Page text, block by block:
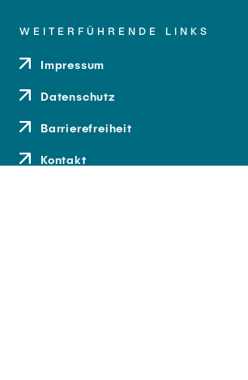
WEITERFÜHRENDE LINKS
Impressum
Datenschutz
Barrierefreiheit
Kontakt